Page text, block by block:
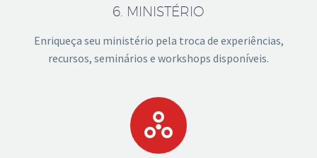
6. MINISTÉRIO
Enriqueça seu ministério pela troca de experiências,
recursos, seminários e workshops disponíveis.

